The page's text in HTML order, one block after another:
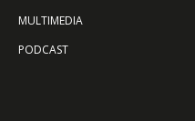
MULTIMEDIA
PODCAST